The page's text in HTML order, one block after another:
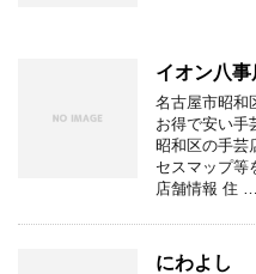
イオン八事
名古屋市昭和
お得で安い手
昭和区の手芸
セスマップ等
店舗情報 住 …
にわよし